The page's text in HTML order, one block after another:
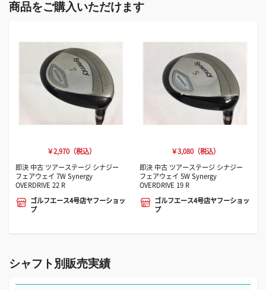
商品をご購入いただけます
￥2,970（税込）
即決 中古 ツアーステージ シナジー
フェアウェイ 7W Synergy
OVERDRIVE 22 R
ゴルフエース4号店ヤフーショッ
プ
￥3,080（税込）
即決 中古 ツアーステージ シナジー
フェアウェイ 5W Synergy
OVERDRIVE 19 R
ゴルフエース4号店ヤフーショッ
プ
シャフト別販売実績